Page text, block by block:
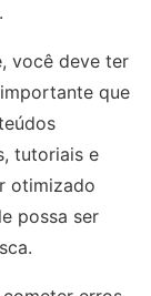
você deve ter
que
tutoriais e
otimizado
possa ser